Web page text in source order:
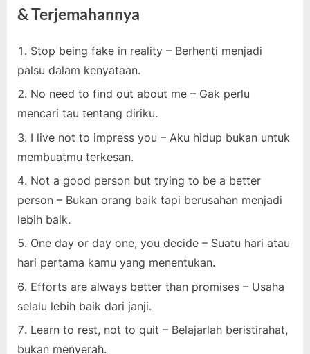
& Terjemahannya
Stop being fake in reality – Berhenti menjadi
palsu dalam kenyataan.
No need to find out about me – Gak perlu
mencari tau tentang diriku.
I live not to impress you – Aku hidup bukan untuk
membuatmu terkesan.
Not a good person but trying to be a better
person – Bukan orang baik tapi berusahan menjadi
lebih baik.
One day or day one, you decide – Suatu hari atau
hari pertama kamu yang menentukan.
Efforts are always better than promises – Usaha
selalu lebih baik dari janji.
Learn to rest, not to quit – Belajarlah beristirahat,
bukan menyerah.